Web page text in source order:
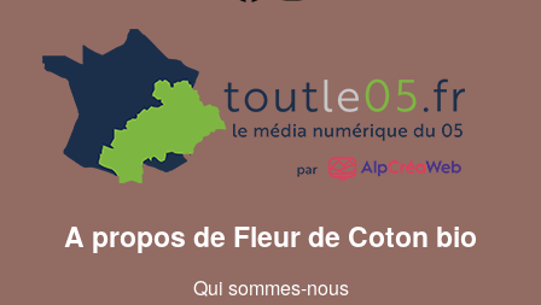
A propos de Fleur de Coton bio
Qui sommes-nous